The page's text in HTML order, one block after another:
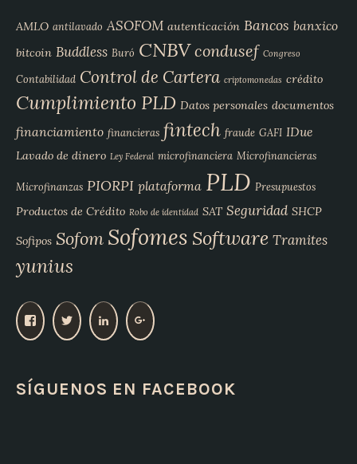
AMLO antilavado ASOFOM autenticación Bancos banxico
bitcoin Buddless Buró CNBVcondusef Congreso
Contabilidad Control de Cartera criptomonedas crédito
Cumplimiento PLD Datos personales documentos
financiamiento financieras fintech fraude GAFI IDue
Lavado de dinero Ley Federal microfinanciera Microfinancieras
Microfinanzas PIORPI plataforma PLD Presupuestos
Productos de Crédito Robo de identidad SAT Seguridad SHCP
Sofipos Sofom Sofomes Software Tramites
yunius
V
p
e
V
e
V
e
V
SÍGUENOS EN FACEBOOK